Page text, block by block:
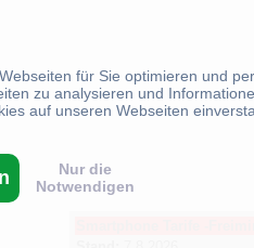
für Sie optimieren und
zu analysieren und
auf unseren Webseiten
Nur die
Notwendigen